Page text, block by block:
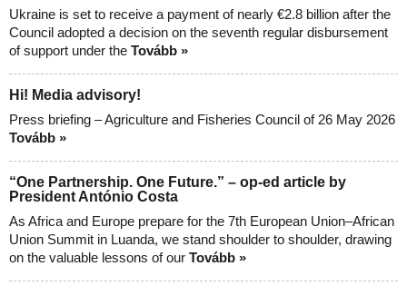
Ukraine is set to receive a payment of nearly €2.8 billion after the
Council adopted a decision on the seventh regular disbursement
of support under the Tovább »
Hi! Media advisory!
Press briefing – Agriculture and Fisheries Council of 26 May 2026
Tovább »
“One Partnership. One Future.” – op-ed article by
President António Costa
As Africa and Europe prepare for the 7th European Union–African
Union Summit in Luanda, we stand shoulder to shoulder, drawing
on the valuable lessons of our Tovább »